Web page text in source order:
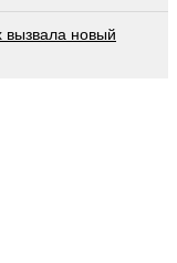
вызвала новый